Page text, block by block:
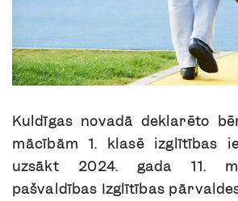
Kuldīgas novadā deklarēto
mācībām 1. klasē izglītības
uzsākt 2024. gada 11.
pašvaldības Izglītības